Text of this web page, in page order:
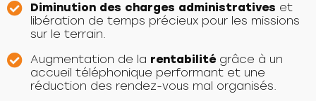
Diminution des charges administratives et
libération de temps précieux pour les missions
sur le terrain.
Augmentation de la rentabilitégrâce à un
accueil téléphonique performant et une
réduction des rendez-vous mal organisés.